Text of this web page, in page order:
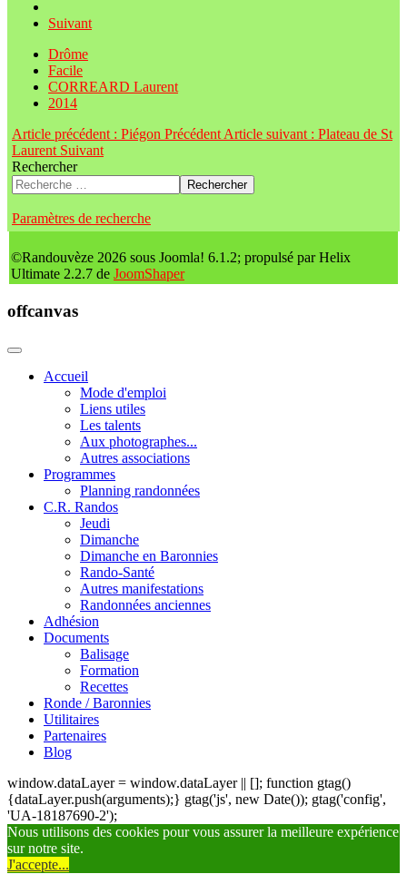
Suivant
Drôme
Facile
CORREARD Laurent
2014
Article précédent : Piégon Précédent Article suivant : Plateau de St
Laurent Suivant
Rechercher
Rechercher
Paramètres de recherche
©Randouvèze 2026 sous Joomla! 6.1.2; propulsé par Helix
Ultimate 2.2.7 de JoomShaper
offcanvas
Accueil
Mode d'emploi
Liens utiles
Les talents
Aux photographes...
Autres associations
Programmes
Planning randonnées
C.R. Randos
Jeudi
Dimanche
Dimanche en Baronnies
Rando-Santé
Autres manifestations
Randonnées anciennes
Adhésion
Documents
Balisage
Formation
Recettes
Ronde / Baronnies
Utilitaires
Partenaires
Blog
window.dataLayer = window.dataLayer || []; function gtag()
{dataLayer.push(arguments);} gtag('js', new Date()); gtag('config',
'UA-18187690-2');
Nous utilisons des cookies pour vous assurer la meilleure expérience
sur notre site.
J'accepte...